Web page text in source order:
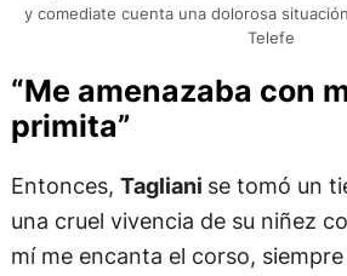
y comediate cuenta una dolorosa
Telefe
“Me amenazaba con
primita”
Entonces, Tagliani se tomó un
una cruel vivencia de su niñez
mí me encanta el corso,